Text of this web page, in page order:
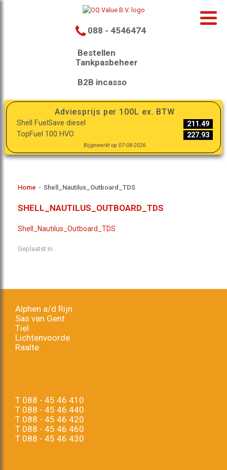
088 - 4546474
Bestellen
Tankpasbeheer
B2B incasso
Adviesprijs per 100L ex. BTW
Shell FuelSave diesel
211.49
TopFuel 100 HVO
227.93
Bijgewerkt op 07-08-2026
Home - Shell_Nautilus_Outboard_TDS
SHELL_NAUTILUS_OUTBOARD_TDS
Shell_Nautilus_Outboard_TDS
Geplaatst in .
Alphen a/d Rijn
Sas van Gent
Tiel
Lichtenvoorde
Raalte
T 088 - 45 46 410
T 088 - 45 46 440
T 088 - 45 46 420
T 088 - 45 46 460
T 088 - 45 46 430